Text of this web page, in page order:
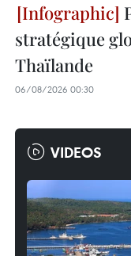
stratégique
Thaïlande
06/08/2026 00:30
VIDEOS